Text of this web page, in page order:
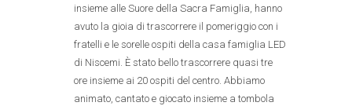
insieme alle Suore della Sacra Famiglia, hanno
avuto la gioia di trascorrere il pomeriggio con i
fratelli e le sorelle ospiti della casa famiglia LED
di Niscemi. È stato bello trascorrere quasi tre
ore insieme ai 20 ospiti del centro. Abbiamo
animato, cantato e giocato insieme a tombola